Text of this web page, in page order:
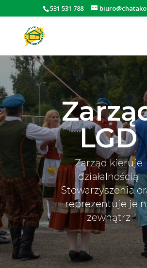
Otwórz pasek narzędzi
531 531 788
LGD
Zarząd kieruje
działalnością
Stowarzyszenia
reprezentuje je
zewnątrz